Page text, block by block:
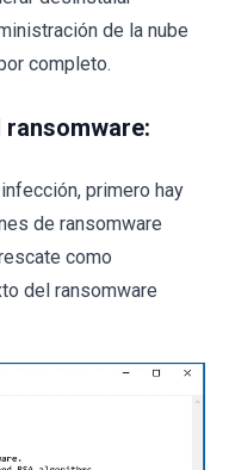
de la nube
completo.
primero hay
de ransomware
como
del ransomware